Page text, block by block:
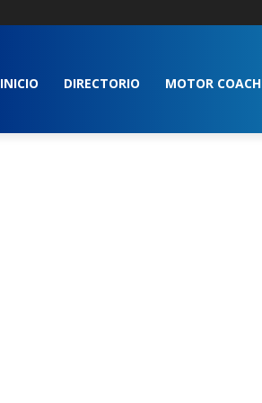
INICIO DIRECTORIO MOTOR COACH